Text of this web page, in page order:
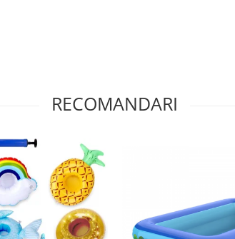
RECOMANDARI